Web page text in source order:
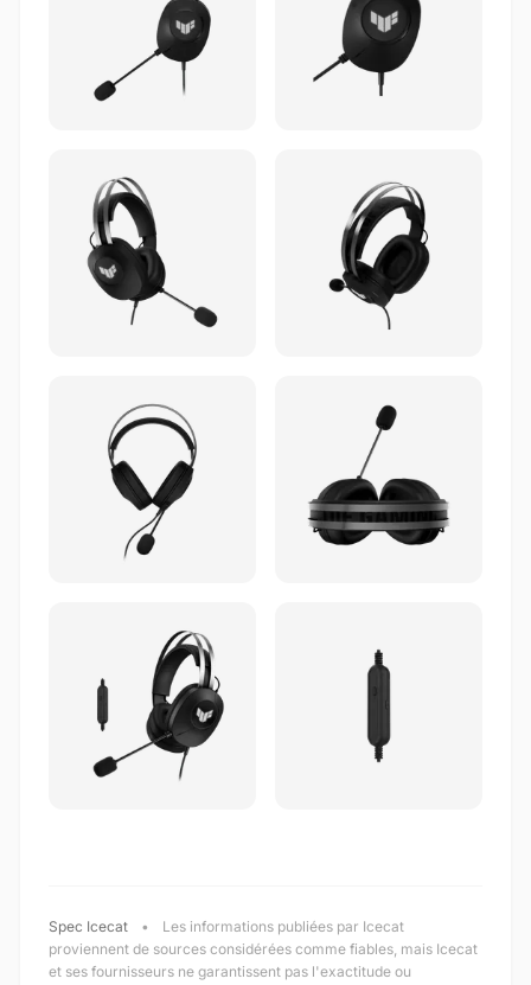
Spec Icecat •
Les informations publiées par Icecat
proviennent de sources considérées comme fiables, mais Icecat
et ses fournisseurs ne garantissent pas l'exactitude ou